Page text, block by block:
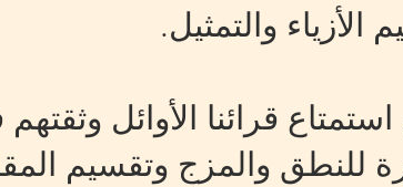
والتمثيل.
قرائنا الأوائل
للنطق والمزج وتقسيم